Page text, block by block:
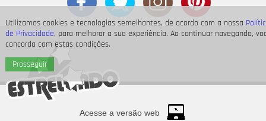
Utilizamos cookies e tecnologias semelhantes, de acordo com a nossa
de Privacidade, para melhorar a sua experiência. Ao continuar navegando,
concorda com estas condições.
Prosseguir
Acesse a versão web